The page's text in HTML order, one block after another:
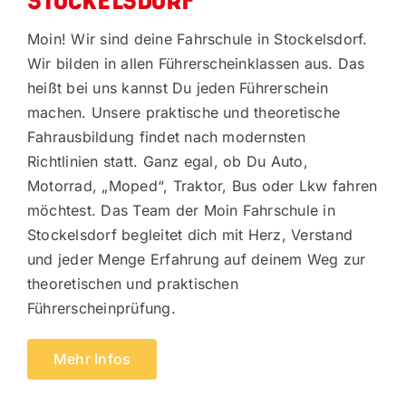
Moin! Wir sind deine Fahrschule in Stockelsdorf.
Wir bilden in allen Führerscheinklassen aus. Das
heißt bei uns kannst Du jeden Führerschein
machen. Unsere praktische und theoretische
Fahrausbildung findet nach modernsten
Richtlinien statt. Ganz egal, ob Du Auto,
Motorrad, „Moped“, Traktor, Bus oder Lkw fahren
möchtest. Das Team der Moin Fahrschule in
Stockelsdorf begleitet dich mit Herz, Verstand
und jeder Menge Erfahrung auf deinem Weg zur
theoretischen und praktischen
Führerscheinprüfung.
Mehr Infos